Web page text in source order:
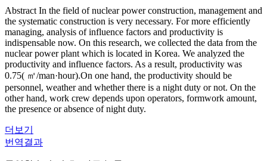
Abstract In the field of nuclear power construction, management and
the systematic construction is very necessary. For more efficiently
managing, analysis of influence factors and productivity is
indispensable now. On this research, we collected the data from the
nuclear power plant which is located in Korea. We analyzed the
productivity and influence factors. As a result, productivity was
0.75( ㎡/man·hour).On one hand, the productivity should be
personnel, weather and whether there is a night duty or not. On the
other hand, work crew depends upon operators, formwork amount,
the presence or absence of night duty.
더보기
번역결과